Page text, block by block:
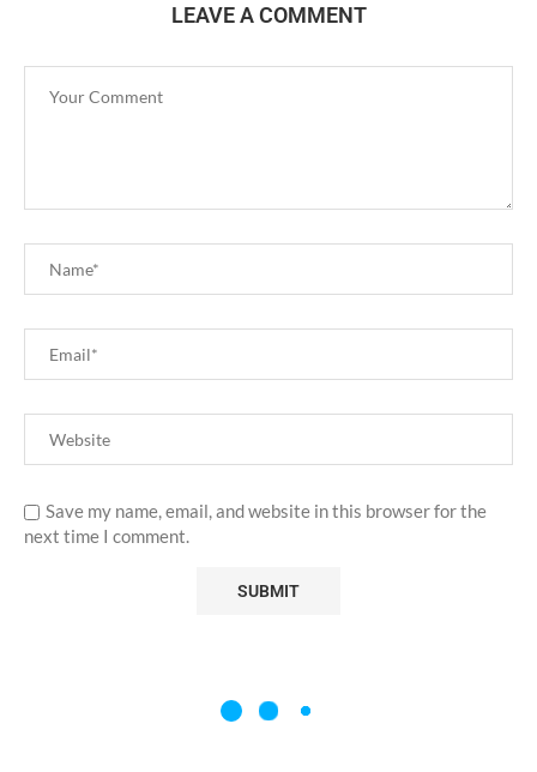
LEAVE A COMMENT
Save my name, email, and website in this browser for the
next time I comment.